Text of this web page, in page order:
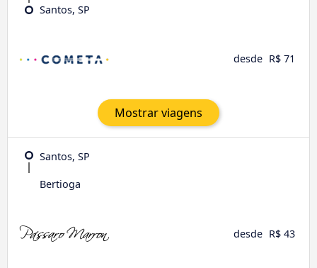
Santos, SP
desde R$ 71
Mostrar viagens
Santos, SP
Bertioga
desde R$ 43